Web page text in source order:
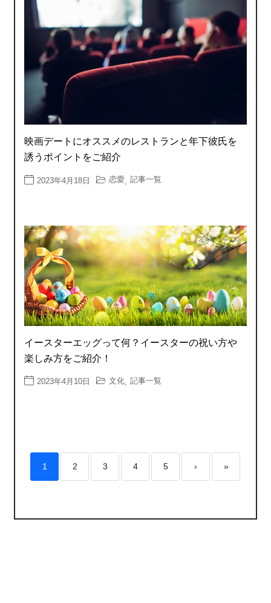
映画デートにオススメのレストランと年下彼氏を
誘うポイントをご紹介
2023年4月18日 恋愛 記事一覧
イースターエッグって何？イースターの祝い方や
楽しみ方をご紹介！
2023年4月10日 文化, 記事一覧
1 2 3 4 5 › »